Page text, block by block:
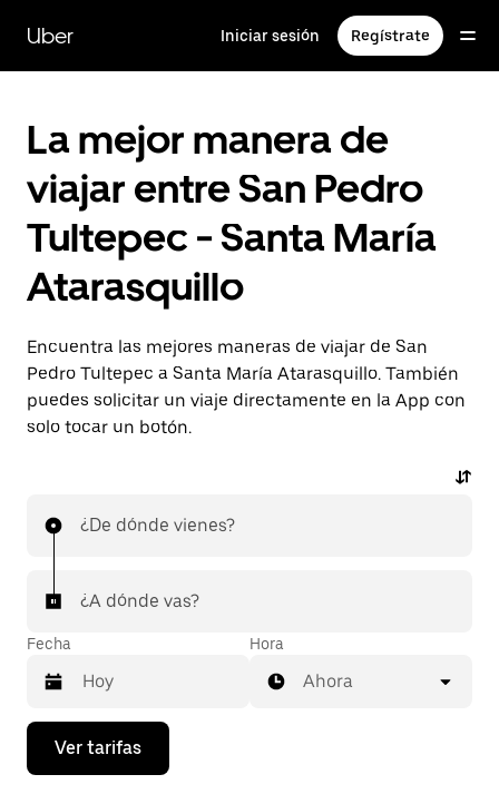
contenido
principal
Uber Iniciar sesión Regístrate
La mejor manera de
viajar entre San Pedro
Tultepec - Santa María
Atarasquillo
Encuentra las mejores maneras de viajar de San
Pedro Tultepec a Santa María Atarasquillo. También
puedes solicitar un viaje directamente en la App con
solo tocar un botón.
¿De dónde vienes?
¿A dónde vas?
Fecha
Presiona
flecha
Hora
Ahora
Ver tarifas